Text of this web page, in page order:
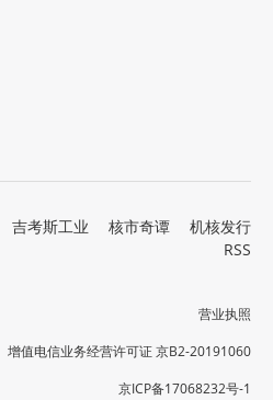
吉考斯工业 核市奇谭
机核发行
RSS
营业执照
增值电信业务经营许可证 京B2-20191060
京ICP备17068232号-1